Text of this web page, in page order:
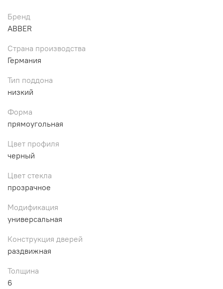
Бренд
ABBER
Страна производства
Германия
Тип поддона
низкий
Форма
прямоугольная
Цвет профиля
черный
Цвет стекла
прозрачное
Модификация
универсальная
Конструкция дверей
раздвижная
Толщина
6